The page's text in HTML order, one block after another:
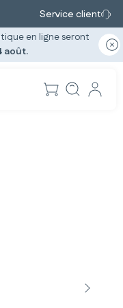
Service client
en ligne seront
août.